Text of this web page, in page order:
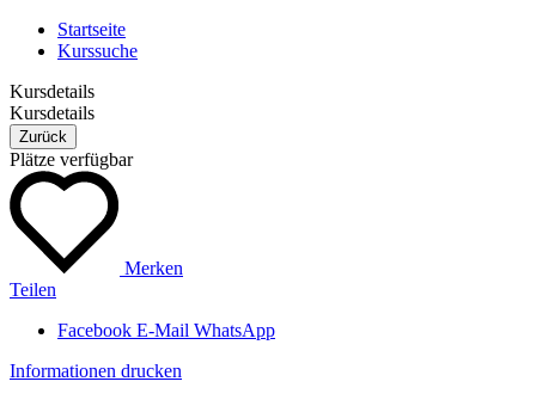
Startseite
Kurssuche
Kursdetails
Kursdetails
Zurück
Plätze verfügbar
Merken
Teilen
Facebook E-Mail WhatsApp
Informationen drucken